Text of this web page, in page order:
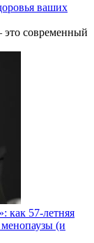
ваших
современный
как 57-летняя
(и